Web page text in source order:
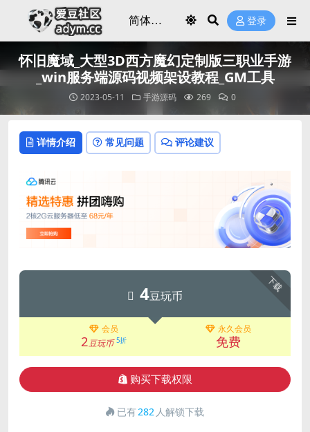
登录
怀旧魔域_大型3D西方魔幻定制版三职业手游
_win服务端源码视频架设教程_GM工具
2023-05-11 手游源码 269 0
详情介绍 常见问题 评论建议
下载
4豆玩币
会员
2豆玩币 5折
永久会员
免费
购买下载权限
已有282 人解锁下载